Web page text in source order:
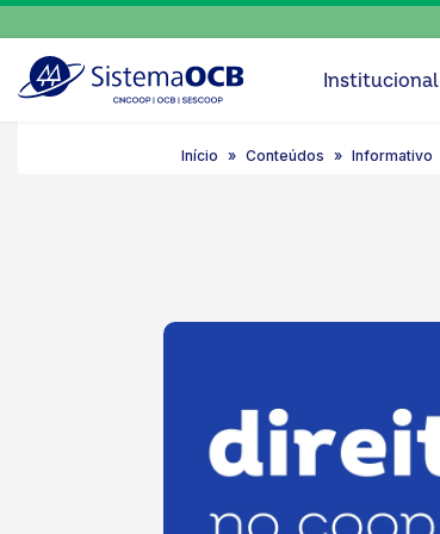
Institucional
Início Conteúdos Informativo